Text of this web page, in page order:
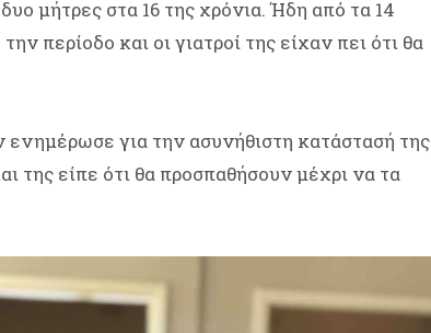
μήτρες στα 16 της χρόνια. Ήδη από τα 14
περίοδο και οι γιατροί της είχαν πει ότι θα
για την ασυνήθιστη κατάστασή της
της είπε ότι θα προσπαθήσουν μέχρι να τα